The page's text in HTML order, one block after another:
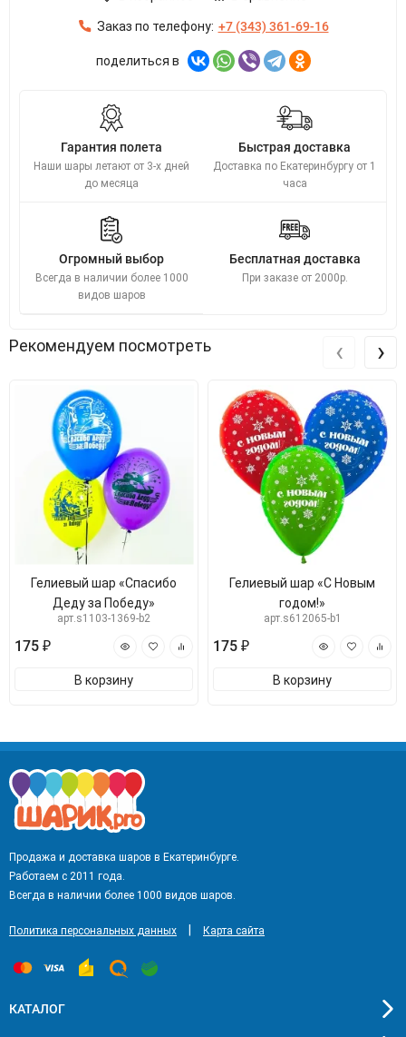
Заказ по телефону: +7 (343) 361-69-16
поделиться в
Гарантия полета
Наши шары летают от 3-х дней
до месяца
Быстрая доставка
Доставка по Екатеринбургу от 1
часа
Огромный выбор
Всегда в наличии более 1000
видов шаров
Бесплатная доставка
При заказе от 2000р.
Рекомендуем посмотреть
Гелиевый шар «Спасибо
Деду за Победу»
арт.s1103-1369-b2
175 ₽
В корзину
Гелиевый шар «С Новым
годом!»
арт.s612065-b1
175 ₽
В корзину
‹ ›
Продажа и доставка шаров в Екатеринбурге.
Работаем с 2011 года.
Всегда в наличии более 1000 видов шаров.
Политика персональных данных Карта сайта
КАТАЛОГ